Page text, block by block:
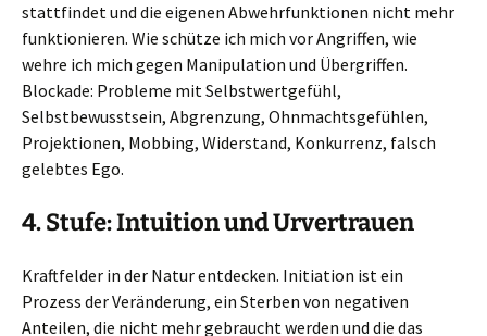
stattfindet und die eigenen Abwehrfunktionen nicht mehr
funktionieren. Wie schütze ich mich vor Angriffen, wie
wehre ich mich gegen Manipulation und Übergriffen.
Blockade: Probleme mit Selbstwertgefühl,
Selbstbewusstsein, Abgrenzung, Ohnmachtsgefühlen,
Projektionen, Mobbing, Widerstand, Konkurrenz, falsch
gelebtes Ego.
4. Stufe: Intuition und Urvertrauen
Kraftfelder in der Natur entdecken. Initiation ist ein
Prozess der Veränderung, ein Sterben von negativen
Anteilen, die nicht mehr gebraucht werden und die das